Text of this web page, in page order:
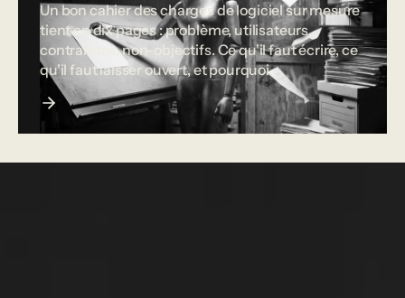
Un bon cahier des charges de logiciel sur mesure
tient en dix pages : problème, utilisateurs,
contraintes, non-objectifs. Ce qu'il faut écrire, ce
qu'il faut laisser ouvert, et pourquoi.